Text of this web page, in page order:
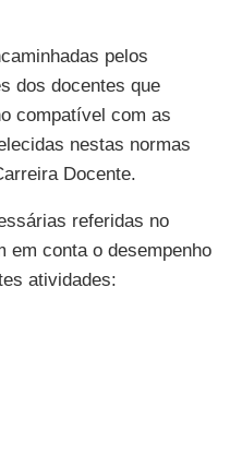
pelos
dos docentes que
compatível com as
nestas normas
Docente.
referidas no
em conta o desempenho
atividades: